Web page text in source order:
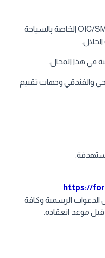
التعرف على متطلبات مواصفات OIC/SMIIC الخاصة بالسياحة
في هذا المجال.
والفندقي وجهات تقييم
https://
الدعوات الرسمية وكافة
قبل موعد انعقاده.